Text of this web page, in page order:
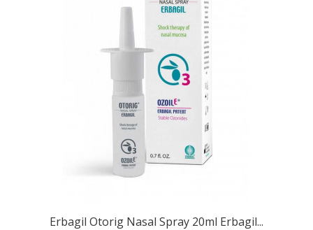
Erbagil Otorig Nasal Spray 20ml Erbagil...